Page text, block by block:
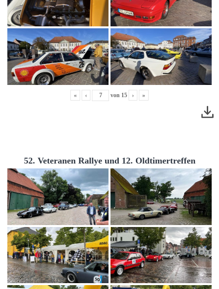
« ‹ von 15 › »
52. Veteranen Rallye und 12. Oldtimertreffen